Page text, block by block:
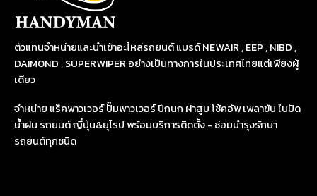
ตัวแทนจำหน่ายและนำเข้าอะไหล่รถยนต์ แบรด์ NEWAIR , EEP , NIBD ,
DAIMOND , SUPERWIPER อย่างเป็นทางการในประเทศไทยแต่เพียงผู้
เดียว
จำหน่าย แร็คพาวเวอร์ ปั๊มพาวเวอร์ ปีกนก ฝาสูบ โช้คอัพ เพลาขับ ใบปัด
น้ำฝน รถยนต์ ญี่ปุ่น&ยุโรป พร้อมบริการติดตั้ง - ซ่อมบำรุงรักษา
รถยนต์ทุกชนิด